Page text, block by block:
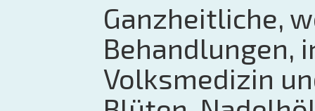
Ganzheitliche,
Behandlungen,
Volksmedizin